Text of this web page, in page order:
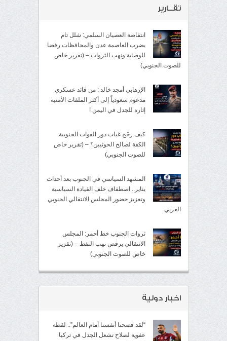
تقــارير
انتفاضة العصيان السلمي: شلل تام
يضرب العاصمة عدن والمحافظات رفضا
للوصاية ونهب الثروات – (تقرير خاص
للصوت الجنوبي)
الإرهابي أمجد خالد : من قائد عسكري
مدعوم سعودياً إلى أكثر الملفات الأمنية
إثارة للجدل في اليمن !
كيف رجّح غياب دور القوات الجنوبية
الكفة لصالح الحوثيين؟ – (تقرير خاص
للصوت الجنوبي)
المشهد السياسي في الجنوب بعد أحداث
يناير.. اصطفاف خلف القيادة السياسية
وتعزيز حضور المجلس الانتقالي الجنوبي
العربي
ثروات الجنوب خط أحمر: المجلس
الانتقالي يرفض نهب النفط – (تقرير
خاص للصوت الجنوبي)
اخبار دولية
“لقد فضحنا أنفسنا أمام العالم”.. لقطة
عفوية لصلاح تشعل الجدل في تركيا